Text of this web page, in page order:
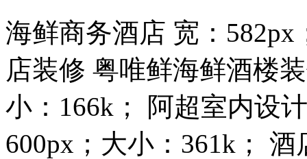
海鲜商务酒店 宽：582px
店装修 粤唯鲜海鲜酒楼
小：166k； 阿超室内设
600px；大小：361k；